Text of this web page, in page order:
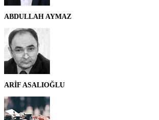
ABDULLAH AYMAZ
ARİF ASALIOĞLU